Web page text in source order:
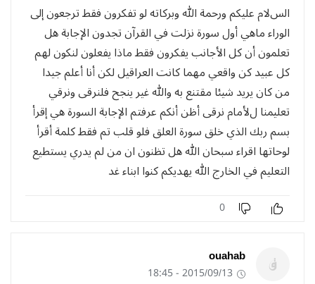
السﻻم عليكم ورحمة الله وبركاته لو تفكرون فقط ترجعون إلى
الوراء ماهي أول سورة نزلت في القرآن تجدون اﻹجابة هل
تعلمون أن كل اﻷجانب يفكرون فقط ماذا يفعلون لنكون لهم
كل عبيد كن واقعي مهما كانت العراقيل لكن أنا أعلم جيدا
من كان يريد شيئا مقتنع به والله غير ينجح فلنرقى ونرقي
تعليمنا لﻷمام نرقى أظن أنكم عرفتم اﻹجابة السورة هي إقرأ
بسم ربك الذي خلق سورة العلق فلو قلب تم فقط كلمة أقرأ
لوحاتها اقراء سبحان الله هل تظنون ان من لم يدري يستطيع
التعليم في الخارج الله يهديكم كنوا ابناء غد
0
ouahab
2015/09/13 - 18:45